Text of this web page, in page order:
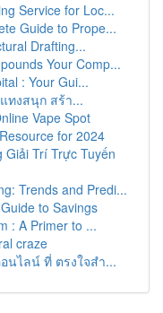
Service for Loc...
Guide to Prope...
Drafting...
Your Comp...
: Your Gui...
ทงสนุก สร้า...
Vape Spot
for 2024
Giải Trí Trực Tuyến
Trends and Predi...
to Savings
: A Primer to ...
craze
นไลน์ ที่ ตรงใจสำ...